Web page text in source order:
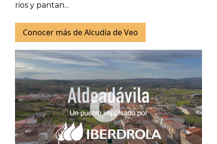
rios y pantan...
Conocer más de Alcudia de Veo